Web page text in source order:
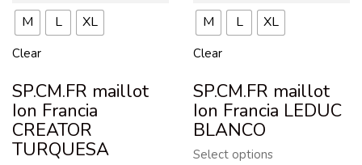
M L XL
Clear
SP.CM.FR maillot
Ion Francia
CREATOR
TURQUESA
M L XL
Clear
SP.CM.FR maillot
Ion Francia LEDUC
BLANCO
Select options